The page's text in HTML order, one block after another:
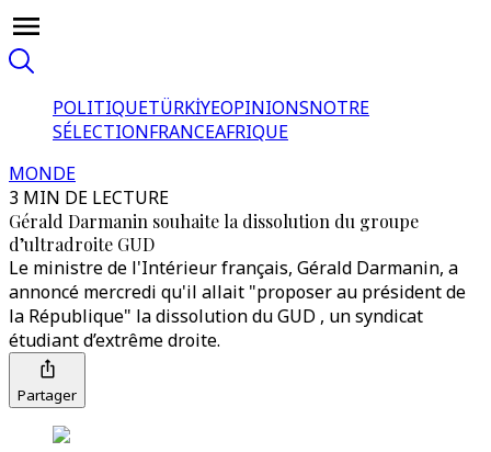
POLITIQUETÜRKİYEOPINIONSNOTRE
SÉLECTIONFRANCEAFRIQUE
MONDE
3 MIN DE LECTURE
Gérald Darmanin souhaite la dissolution du groupe
d’ultradroite GUD
Le ministre de l'Intérieur français, Gérald Darmanin, a
annoncé mercredi qu'il allait "proposer au président de
la République" la dissolution du GUD , un syndicat
étudiant d’extrême droite.
Partager